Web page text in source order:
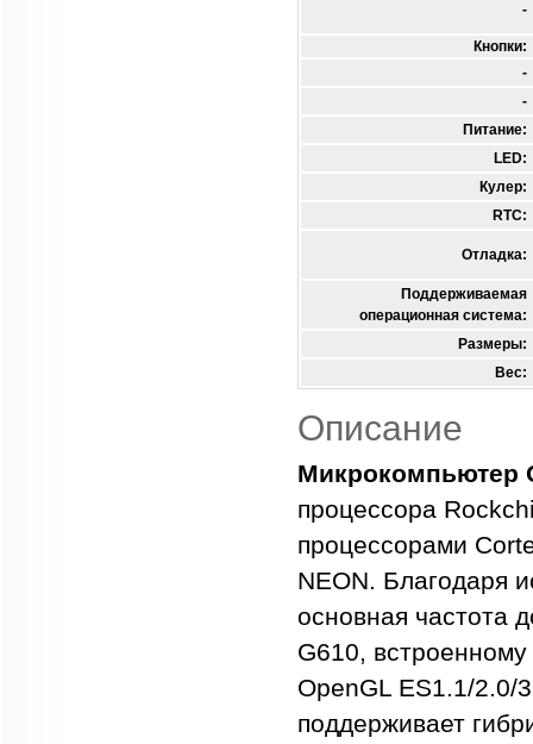
-
Кнопки:
-
-
Питание:
LED:
Кулер:
RTC:
Отладка:
Поддерживаемая
операционная система:
Размеры:
Вес:
Описание
Микрокомпьютер
процессора
процессорами
NEON. Благодаря
основная частота
G610,
OpenGL ES1.1/2.0/
поддерживает